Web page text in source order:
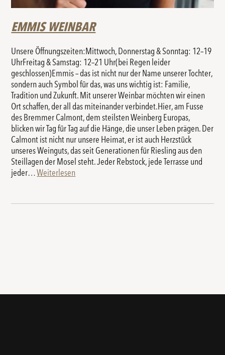
EMMIS WEINBAR
Unsere Öffnungszeiten:Mittwoch, Donnerstag & Sonntag: 12–19
UhrFreitag & Samstag: 12–21 Uhr(bei Regen leider
geschlossen)Emmis – das ist nicht nur der Name unserer Tochter,
sondern auch Symbol für das, was uns wichtig ist: Familie,
Tradition und Zukunft. Mit unserer Weinbar möchten wir einen
Ort schaffen, der all das miteinander verbindet.Hier, am Fusse
des Bremmer Calmont, dem steilsten Weinberg Europas,
blicken wir Tag für Tag auf die Hänge, die unser Leben prägen. Der
Calmont ist nicht nur unsere Heimat, er ist auch Herzstück
unseres Weinguts, das seit Generationen für Riesling aus den
Steillagen der Mosel steht. Jeder Rebstock, jede Terrasse und
jeder…Weiterlesen